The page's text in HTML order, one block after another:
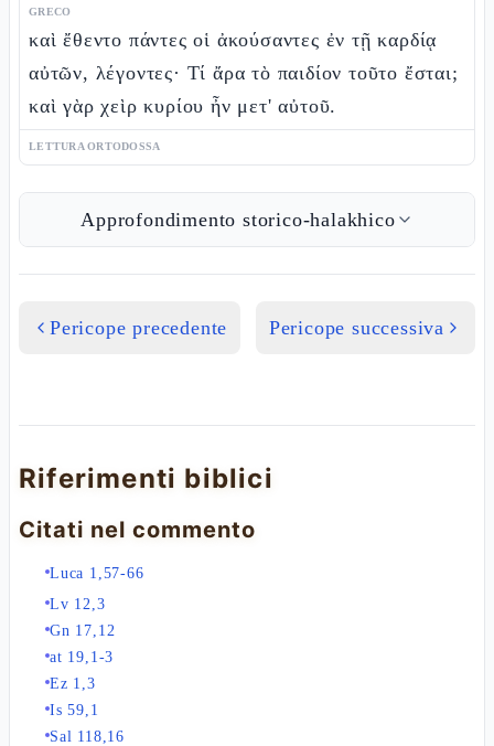
GRECO
καὶ ἔθεντο πάντες οἱ ἀκούσαντες ἐν τῇ καρδίᾳ
αὐτῶν, λέγοντες· Τί ἄρα τὸ παιδίον τοῦτο ἔσται;
καὶ γὰρ χεὶρ κυρίου ἦν μετ' αὐτοῦ.
LETTURA ORTODOSSA
Approfondimento storico-halakhico
Pericope precedente Pericope successiva
Riferimenti biblici
Citati nel commento
Luca 1,57-66
Lv 12,3
Gn 17,12
at 19,1-3
Ez 1,3
Is 59,1
Sal 118,16